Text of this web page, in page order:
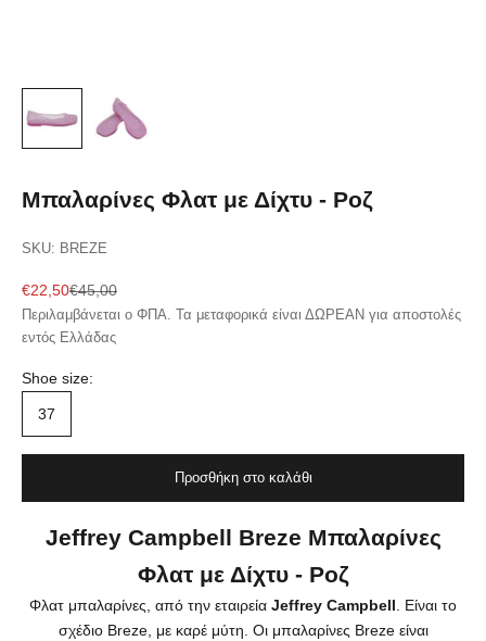
Μπαλαρίνες Φλατ με Δίχτυ - Ροζ
SKU: BREZE
Sale price
€22,50Regular price
€45,00
Περιλαμβάνεται ο ΦΠΑ. Τα μεταφορικά είναι ΔΩΡΕΑΝ για αποστολές
εντός Ελλάδας
Shoe size:
37
Προσθήκη στο καλάθι
Jeffrey Campbell Breze Μπαλαρίνες
Φλατ με Δίχτυ - Ροζ
Φλατ μπαλαρίνες, από την εταιρεία Jeffrey Campbell . Είναι το
σχέδιο Breze, με καρέ μύτη. Οι μπαλαρίνες Breze είναι